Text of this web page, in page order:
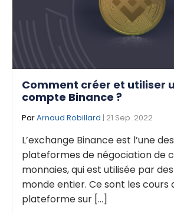
Comment créer et utiliser
compte Binance ?
ParArnaud Robillard | 21 Sep. 2022
L’exchange Binance est l’une
plateformes de négociation de
monnaies, qui est utilisée par
monde entier. Ce sont les cours
plateforme sur [...]